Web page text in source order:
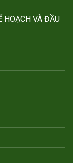
HOẠCH VÀ ĐẦU